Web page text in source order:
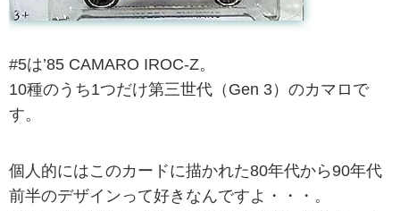
#5は’85 CAMARO IROC-Z。
10種のうち1つだけ第三世代（Gen 3）のカマロで
す。
個人的にはこのカードに描かれた80年代から90年代
前半のデザインって好きなんですよ・・・。